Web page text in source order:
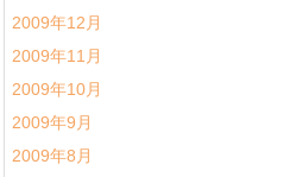
2009年12月
2009年11月
2009年10月
2009年9月
2009年8月